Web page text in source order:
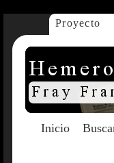
Proyecto
Inicio